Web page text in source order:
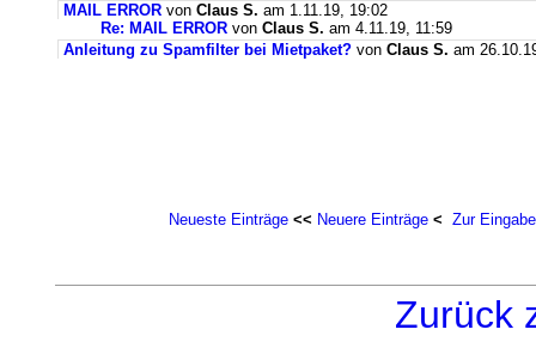
MAIL ERROR von Claus S. am 1.11.19, 19:02
Re: MAIL ERROR von Claus S. am 4.11.19, 11:59
Anleitung zu Spamfilter bei Mietpaket? von Claus S. am
Neueste Einträge << Neuere Einträge < Zur Eingabe
Zurück